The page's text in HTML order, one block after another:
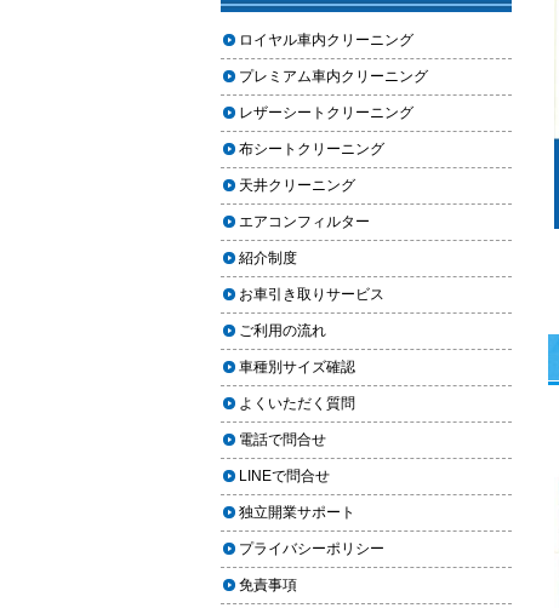
い原因とは？タバコ・ペット・カ
ビ別の正しい対処法
【2026年版】車内クリーニングは
どこまでやるべき？目的別おすす
め内容と費用目安
【2026年版】車内クリーニングの
料金相場はいくら？内容別・業者
別に徹底比較
ヘッドライト黄ばみ取りの料金相
場｜イエローハット・オートバッ
クス・専門店を徹底比較【2026年
版】
【2026年版】イエローハットのカ
ーフィルム料金はいくら？施工内
容・相場・安くするコツ
車のヘッドライト交換のタイミン
グと費用
車のサスペンション交換の必要性
と費用
2024年ゴールデンウィーク期間中の
営業予定（埼玉本店・東京足立店・
秋田能代店）
2024.03.23
埼玉のFMラジオ・NACK5で取り上げ
ていただきました
2024.03.22
埼玉本店が東京方面からこれまで以
上に利用しやすく
2024.02.29
2024年3月14日・臨時休業のお知らせ
2023.12.21
年末年始の予定（2023年-2024年）
2023.11.26
年末に「車も大掃除」をしようキャ
ンペーン
2023.11.22
「＃埼玉」という埼玉県のお店や企
業を紹介するサイトで紹介されまし
ロイヤル車内クリーニング
プレミアム車内クリーニング
レザーシートクリーニング
布シートクリーニング
天井クリーニング
エアコンフィルター
紹介制度
お車引き取りサービス
ご利用の流れ
車種別サイズ確認
よくいただく質問
電話で問合せ
LINEで問合せ
独立開業サポート
プライバシーポリシー
免責事項